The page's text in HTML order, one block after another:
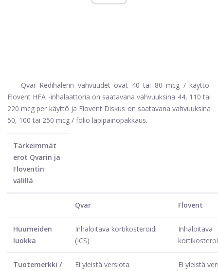
Qvar Redihalerin vahvuudet ovat 40 tai 80 mcg / käyttö.
Flovent HFA -inhalaattoria on saatavana vahvuuksina 44, 110 tai
220 mcg per käyttö ja Flovent Diskus on saatavana vahvuuksina
50, 100 tai 250 mcg / folio läpipainopakkaus.
Tärkeimmät
erot Qvarin ja
Floventin
välillä
Qvar Flovent
Huumeiden
luokka
Inhaloitava kortikosteroidi
(ICS)
Inhaloitava
Tuotemerkki /
Ei yleistä versiota Ei yleistä